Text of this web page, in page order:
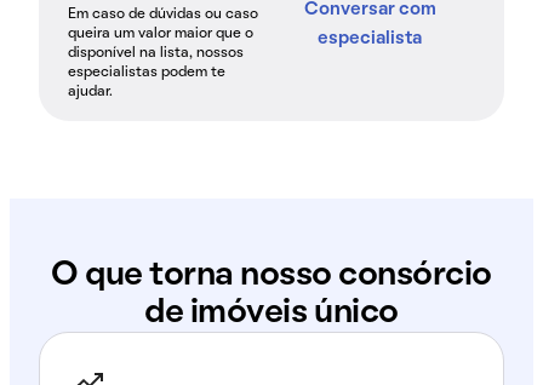
Em caso de dúvidas ou caso
queira um valor maior que o
disponível na lista, nossos
especialistas podem te
ajudar.
Conversar com
especialista
O que torna nosso consórcio
de imóveis único